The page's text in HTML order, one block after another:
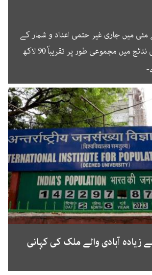
مئی میں جاری غیر حتمی اعداد و شمار کے
مقابلے میں حتمی نتائج میں مجموعی طور پر تقریباً 90 لاکھ
آبادی والے ملک کی کہانی